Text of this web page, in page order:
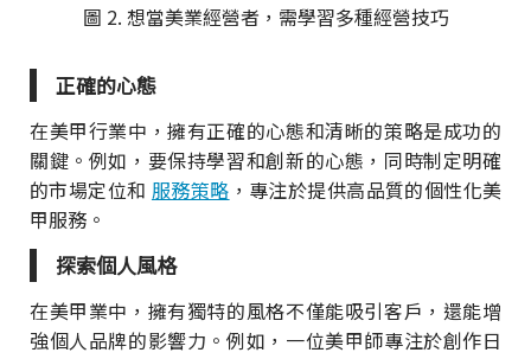
圖 2. 想當美業經營者，需學習多種經營技巧
正確的心態
在美甲行業中，擁有正確的心態和清晰的策略是成功的
關鍵。例如，要保持學習和創新的心態，同時制定明確
的市場定位和 服務策略 ，專注於提供高品質的個性化美
甲服務。
探索個人風格
在美甲業中，擁有獨特的風格不僅能吸引客戶，還能增
強個人品牌的影響力。例如，一位美甲師專注於創作日